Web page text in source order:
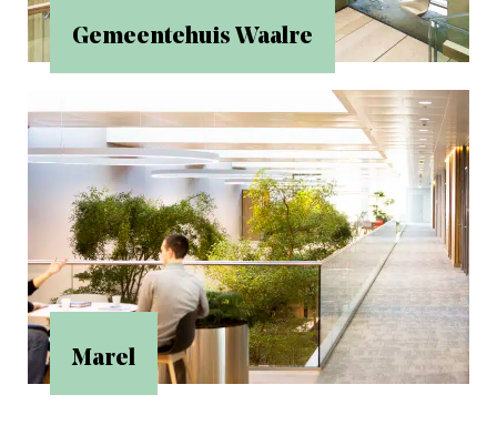
Gemeentehuis Waalre
Marel